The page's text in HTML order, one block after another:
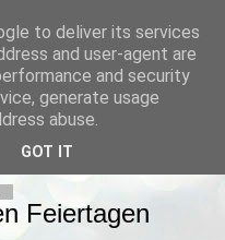
Feiertagen
to deliver its services
and user-agent are
and security
generate usage
abuse.
GOT IT